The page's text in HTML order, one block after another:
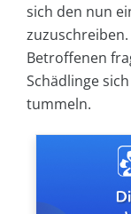
sich den nun
Betroffenen
Schädlinge
tummeln.